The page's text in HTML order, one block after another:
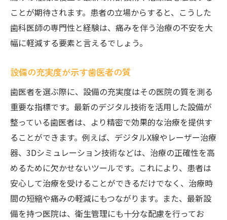
口コミサイトでの医院の評価基準
歯医者選びに役立つ口コミの見方
患者の満足度が示す医院の実力
オンラインでの口コミの信憑性を見極める
治療前のカウンセリングで不安を軽減する方法
詳細なカウンセリングがもたらす安心感
治療計画の説明で得られる納得感
患者の習慣を考慮したアプローチ
治療に関する疑問を解決する方法
治療の選択肢を理解するための支援
患者のライフスタイルに合った治療提案
市川市妙典での歯医者選びに役立つ情報
ことが期待されます。患者の立場からすると、こうした
歯科医師の専門性と経験は、痛みを伴う治療の不安を大
幅に軽減する要素と言えるでしょう。
設備の充実度が示す歯医者の質
歯医者を選ぶ際に、設備の充実度はその医院の質を測る
重要な指標です。最新のデジタル技術を活用した設備が
整っている歯医者は、より精密で効果的な治療を提供す
ることができます。例えば、デジタルX線やレーザー治療
器、3Dシミュレーション技術などは、治療の正確性を高
めるために欠かせないツールです。これにより、患者は
安心して治療を受けることができるだけでなく、治療時
間の短縮や痛みの軽減にもつながります。また、最新設
備を持つ医院は、衛生管理にも十分な配慮を行ってお